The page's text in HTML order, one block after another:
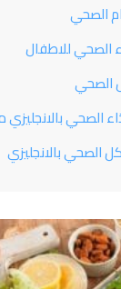
الصحي
الصحي للاطفال
الصحي
الصحي بالانجليزي
الصحي بالانجليزي